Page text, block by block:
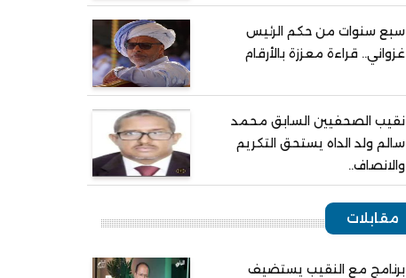
سبع سنوات من حكم الرئيس
غزواني.. قراءة معززة بالأرقام
نقيب الصحفيين السابق محمد
سالم ولد الداه يستحق التكريم
والانصاف..
مقابلات
برنامج مع النقيب يستضيف